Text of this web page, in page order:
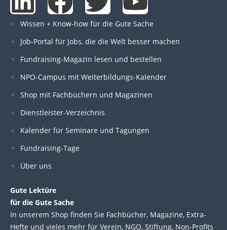
i
n
k
e
d
i
n
a
c
e
b
o
o
w
i
t
t
e
o
u
t
u
b
Wissen + Know-how für die Gute Sache
Job-Portal für Jobs, die die Welt besser machen
Fundraising-Magazin lesen und bestellen
NPO-Campus mit Weiterbildungs-Kalender
Shop mit Fachbüchern und Magazinen
Dienstleister-Verzeichnis
Kalender für Seminare und Tagungen
Fundraising-Tage
Über uns
Gute Lektüre
für die Gute Sache
In unserem Shop finden Sie Fachbücher, Magazine, Extra-
Hefte und vieles mehr für Verein, NGO, Stiftung, Non-Profits